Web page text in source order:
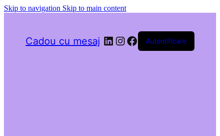
Skip to navigation Skip to main content
Cadou cu mesaj LinkedIn
Instagram
Facebook
Autentificare